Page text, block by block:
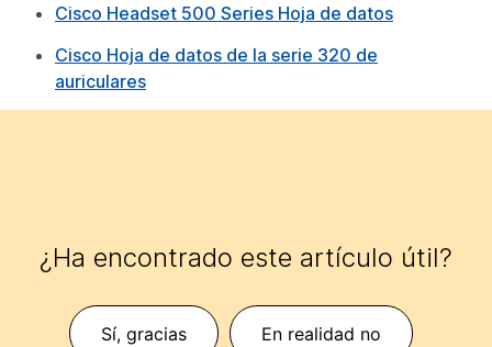
Cisco Headset 500 Series Hoja de datos
Cisco Hoja de datos de la serie 320 de
auriculares
¿Ha encontrado este artículo útil?
Sí, gracias En realidad no